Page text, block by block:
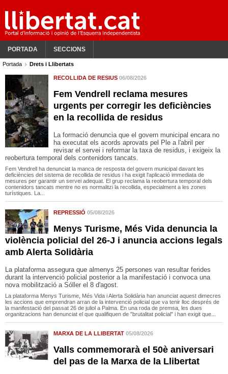
PORTADA SECCIONS
Portada Drets i Llibertats
RECOLLIDA DE RESIUS 06/08/2026
Fem Vendrell reclama mesures
urgents per corregir les deficiències
en la recollida de residus
La formació denuncia que el govern municipal encara no
ha executat els acords aprovats pel Ple a l'abril per
revisar el servei i reformar la taxa de residus, i exigeix la
reobertura temporal dels contenidors tancats.
Fem Vendrell ha denunciat la manca de resposta del govern municipal davant les
deficiències del sistema de recollida de residus i ha exigit l'aplicació immediata de
mesures per garantir un servei adequat. El grup reclama la reobertura temporal dels
contenidors tancats mentre no es normalitzi la recollida, especialment a les zones
turístiques. La...
REPRESSIÓ 05/08/2026
Menys Turisme, Més Vida denuncia la
violència policial del 26-J i anuncia accions legals
amb Alerta Solidària
La plataforma assegura que almenys 25 persones van resultar ferides
durant la intervenció policial posterior a la manifestació i convoca una
nova mobilització a Sóller el 8 d'agost.
La plataforma Menys Turisme, Més Vida i Alerta Solidària han anunciat aquest dimecres
les accions que emprendran arran de la intervenció policial que va tenir lloc després de
la manifestació del passat 26 de juliol a Palma. En una roda de premsa, les dues
organitzacions han denunciat el que qualifiquen de "brutalitat policial" i han exigit que...
MARXA DE LA LLIBERTAT 05/08/2026
Valls commemorarà el 50è aniversari
del pas de la Marxa de la Llibertat